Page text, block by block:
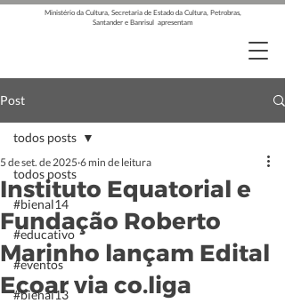
Ministério da Cultura, Secretaria de Estado da Cultura, Petrobras,
Santander e Banrisul apresentam
Post
todos posts
#bienal14
#educativo
#eventos
#bienal13
todos posts
Instituto Equatorial e
Fundação Roberto
Marinho lançam Edital
Ecoar via co.liga
5 de set. de 2025 6 min de leitura